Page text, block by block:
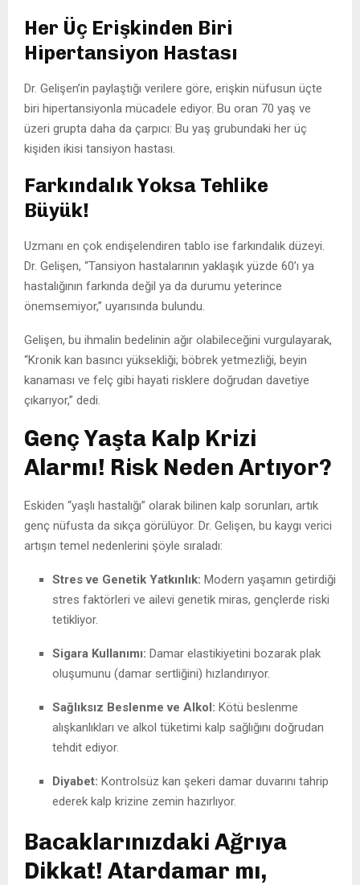
Her Üç Erişkinden Biri
Hipertansiyon Hastası
Dr. Gelişen’in paylaştığı verilere göre, erişkin nüfusun üçte
biri hipertansiyonla mücadele ediyor. Bu oran 70 yaş ve
üzeri grupta daha da çarpıcı: Bu yaş grubundaki her üç
kişiden ikisi tansiyon hastası.
Farkındalık Yoksa Tehlike
Büyük!
Uzmanı en çok endişelendiren tablo ise farkındalık düzeyi.
Dr. Gelişen, “Tansiyon hastalarının yaklaşık yüzde 60’ı ya
hastalığının farkında değil ya da durumu yeterince
önemsemiyor,” uyarısında bulundu.
Gelişen, bu ihmalin bedelinin ağır olabileceğini vurgulayarak,
“Kronik kan basıncı yüksekliği; böbrek yetmezliği, beyin
kanaması ve felç gibi hayati risklere doğrudan davetiye
çıkarıyor,” dedi.
Genç Yaşta Kalp Krizi
Alarmı! Risk Neden Artıyor?
Eskiden “yaşlı hastalığı” olarak bilinen kalp sorunları, artık
genç nüfusta da sıkça görülüyor. Dr. Gelişen, bu kaygı verici
artışın temel nedenlerini şöyle sıraladı:
Stres ve Genetik Yatkınlık: Modern yaşamın getirdiği
stres faktörleri ve ailevi genetik miras, gençlerde riski
tetikliyor.
Sigara Kullanımı: Damar elastikiyetini bozarak plak
oluşumunu (damar sertliğini) hızlandırıyor.
Sağlıksız Beslenme ve Alkol: Kötü beslenme
alışkanlıkları ve alkol tüketimi kalp sağlığını doğrudan
tehdit ediyor.
Diyabet: Kontrolsüz kan şekeri damar duvarını tahrip
ederek kalp krizine zemin hazırlıyor.
Bacaklarınızdaki Ağrıya
Dikkat! Atardamar mı,